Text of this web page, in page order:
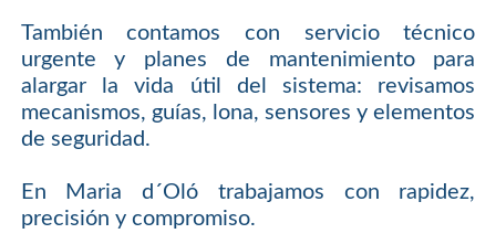
También contamos con servicio técnico
urgente y planes de mantenimiento para
alargar la vida útil del sistema: revisamos
mecanismos, guías, lona, sensores y elementos
de seguridad.
En Maria d´Oló trabajamos con rapidez,
precisión y compromiso.